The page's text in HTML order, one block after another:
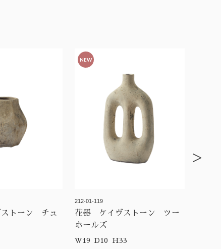
トーン チュ
NEW
212-01-119
花器 ケイヴストーン ツー
ホールズ
W19 D10 H33
>